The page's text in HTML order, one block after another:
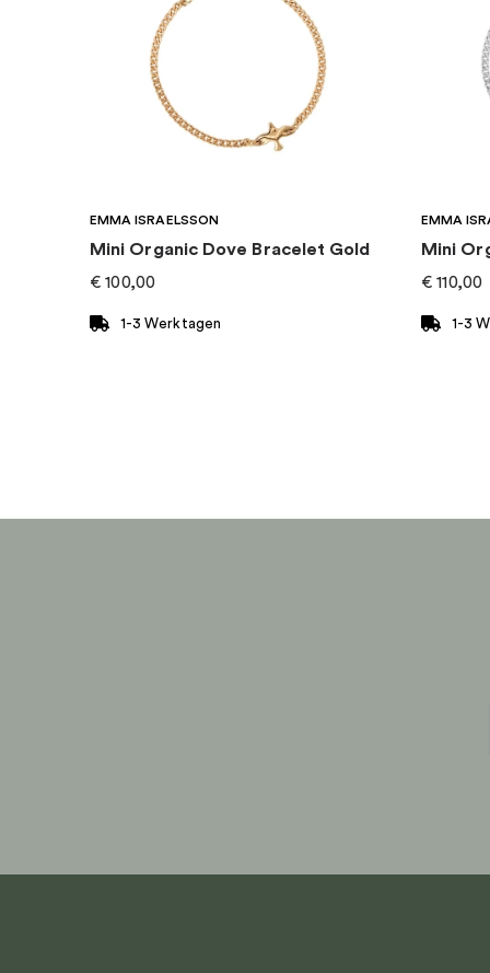
Kollektion Pandora Reflexions
Kategorie Charms
EMMA ISRAELSSON
Mini Organic Dove Bracelet Gold
€ 100,00
1-3 Werktagen
EMMA
Mini
€ 110,00
1-3